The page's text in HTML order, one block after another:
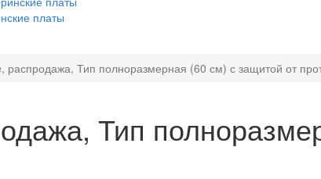
платы
Тип полноразмерная (60 см) с защитой от
Тип